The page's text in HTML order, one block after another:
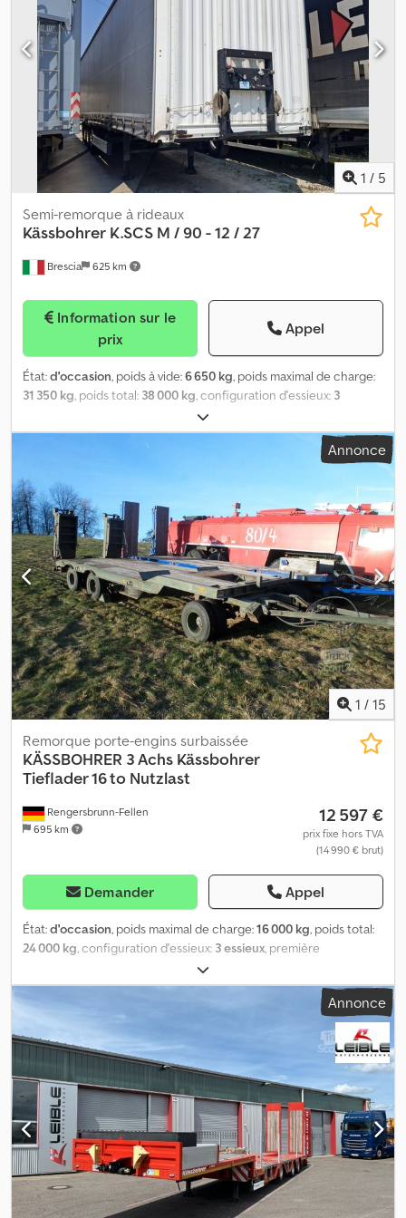
1 / 5
Brescia 625 km
Semi-remorque à rideaux
Kässbohrer K.SCS M / 90 - 12 / 27
prix
Appel
État:d'occasion, poids à vide:6 650 kg, poids maximal de charge:
31 350 kg, poids total: 38 000 kg, configuration d'essieux: 3
, charge admissible sur essieu (essieu 1):
maximale autorisée par essieu (essieu 2):9 000 kg, charge
d'essieu autorisée (essieu 3):
, première immatriculation:
largeur de l’espace de chargement:
, hauteur de
l'espace de chargement:2 750 mm , longueur totale:13 850 mm,
largeur totale:2 550 mm , suspension:air, dimension des pneus:
385/65 R 22,5, état des pneus:30 pourcentage, couleur: gris,
frein de remorque:remorque freinée, Année de construction:
2018, Équipement:ABS, Freins à disque, premier essieu relevable,
caisse en PVC, support de roue, ridelle française avec hayon
élévateur, bâche coulissante, montants et parois latérales
coulissantes, traverses de maintien de charge en alliage, portes
arrière neuves, hauteur intérieure 2 750 mm. Dodpszqfy Ujfx
Aipeck
Annonce
1 / 15
Rengersbrunn-Fellen
695 km
Remorque porte-engins surbaissée
KÄSSBOHRER 3 Achs Kässbohrer
Tieflader 16 to Nutzlast
12 597 €
prix fixe hors TVA
(14 990 € brut)
Demander Appel
État:d'occasion, poids maximal de charge:16 000 kg, poids total:
24 000 kg, configuration d'essieux: 3 essieux, première
, Remorque à trois essieux Kässbohrer,
provenant de l’armée allemande, en bon état, entretien régulier.
Dcjdpfxezq Tl Es Aipek Bon état général, pneumatiques en bon
état (environ 90 %), 1 roue de secours. TVA de 19 % déductible.
Possibilité de passer un contrôle technique sur demande. Tél. : E-
mail : josef. Localisation : 97778 Fellen/Rengersbrunn.
Annonce